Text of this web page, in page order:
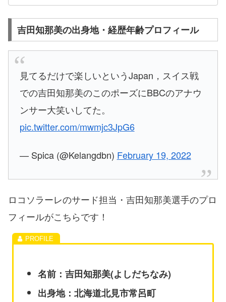
吉田知那美の出身地・経歴年齢プロフィール
見てるだけで楽しいというJapan，スイス戦
での吉田知那美のこのポーズにBBCのアナウ
ンサー大笑いしてた。
pic.twitter.com/mwmjc3JpG6
— Spica (@Kelangdbn) February 19, 2022
ロコソラーレのサード担当・吉田知那美選手のプロ
フィールがこちらです！
名前：吉田知那美(よしだちなみ)
出身地：北海道北見市常呂町